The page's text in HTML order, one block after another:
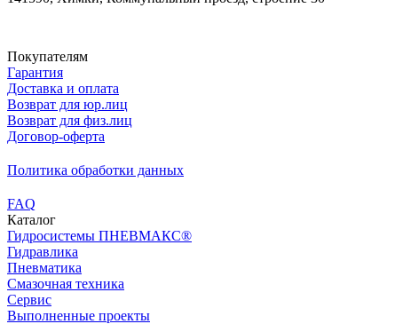
Покупателям
Гарантия
Доставка и оплата
Возврат для юр.лиц
Возврат для физ.лиц
Договор-оферта
Политика обработки данных
FAQ
Каталог
Гидросистемы ПНЕВМАКС®
Гидравлика
Пневматика
Смазочная техника
Сервис
Выполненные проекты